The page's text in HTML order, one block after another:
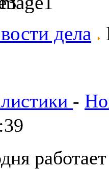
дела
-